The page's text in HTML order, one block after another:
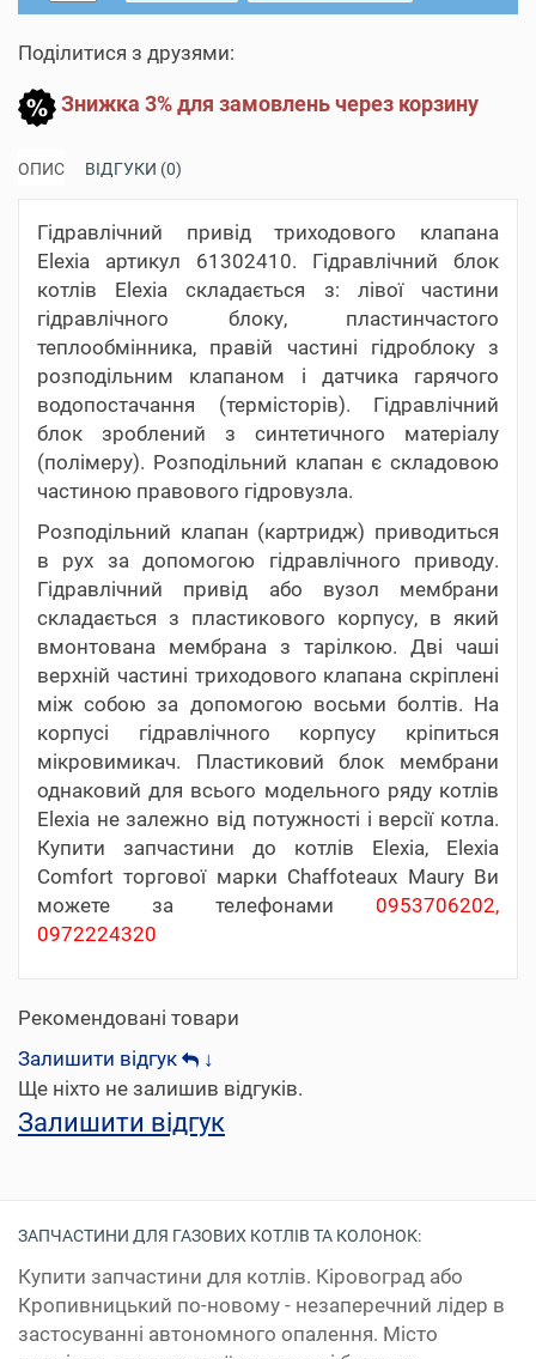
Поділитися з друзями:
Знижка 3% для замовлень через корзину
ОПИС ВІДГУКИ (0)
Гідравлічний привід триходового клапана
Elexia артикул 61302410. Гідравлічний блок
котлів Elexia складається з: лівої частини
гідравлічного блоку, пластинчастого
теплообмінника, правій частині гідроблоку з
розподільним клапаном і датчика гарячого
водопостачання (термісторів). Гідравлічний
блок зроблений з синтетичного матеріалу
(полімеру). Розподільний клапан є складовою
частиною правового гідровузла.
Розподільний клапан (картридж) приводиться
в рух за допомогою гідравлічного приводу.
Гідравлічний привід або вузол мембрани
складається з пластикового корпусу, в який
вмонтована мембрана з тарілкою. Дві чаші
верхній частині триходового клапана скріплені
між собою за допомогою восьми болтів. На
корпусі гідравлічного корпусу кріпиться
мікровимикач. Пластиковий блок мембрани
однаковий для всього модельного ряду котлів
Elexia не залежно від потужності і версії котла.
Купити запчастини до котлів Elexia, Elexia
Comfort торгової марки Chaffoteaux Maury Ви
можете за телефонами 0953706202,
0972224320
Рекомендовані товари
Залишити відгук
↓
Ще ніхто не залишив відгуків.
Залишити відгук
ЗАПЧАСТИНИ ДЛЯ ГАЗОВИХ КОТЛІВ ТА КОЛОНОК:
Купити запчастини для котлів. Кіровоград або
Кропивницький по-новому - незаперечний лідер в
застосуванні автономного опалення. Місто